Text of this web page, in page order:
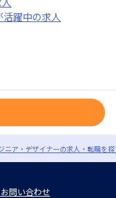
活躍中の求人
ニア・デザイナーの求人・転職を
問い合わせ